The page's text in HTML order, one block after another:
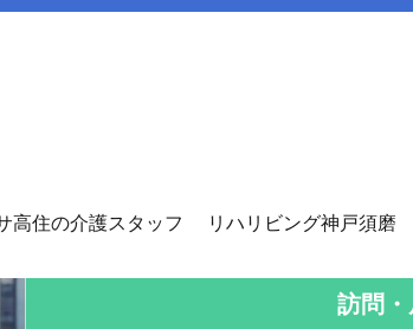
高住の介護スタッフ リハリビング神戸須磨
訪問